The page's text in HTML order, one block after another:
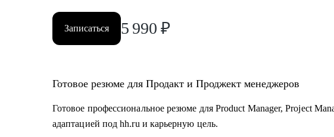
Записаться 5 990 ₽
Готовое резюме для Продакт и Проджект менеджеров
Готовое профессиональное резюме для Product Manager, Project
адаптацией под hh.ru и карьерную цель.